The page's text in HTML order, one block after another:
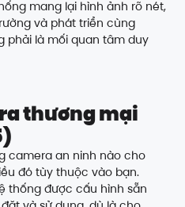
mang lại hình ảnh rõ nét,
và phát triển cùng
phải là mối quan tâm duy
thương mại
camera an ninh nào cho
đó tùy thuộc vào bạn.
thống được cấu hình sẵn